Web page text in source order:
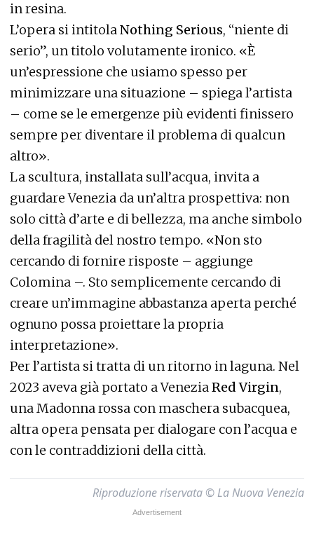
in resina.
L’opera si intitolaNothing Serious, “niente di
serio”, un titolo volutamente ironico. «È
un’espressione che usiamo spesso per
minimizzare una situazione – spiega l’artista
– come se le emergenze più evidenti finissero
sempre per diventare il problema di qualcun
altro».
La scultura, installata sull’acqua, invita a
guardare Venezia da un’altra prospettiva: non
solo città d’arte e di bellezza, ma anche simbolo
della fragilità del nostro tempo. «Non sto
cercando di fornire risposte – aggiunge
Colomina –. Sto semplicemente cercando di
creare un’immagine abbastanza aperta perché
ognuno possa proiettare la propria
interpretazione».
Per l’artista si tratta di un ritorno in laguna. Nel
2023 aveva già portato a VeneziaRed Virgin,
una Madonna rossa con maschera subacquea,
altra opera pensata per dialogare con l’acqua e
con le contraddizioni della città.
Riproduzione riservata © La Nuova Venezia